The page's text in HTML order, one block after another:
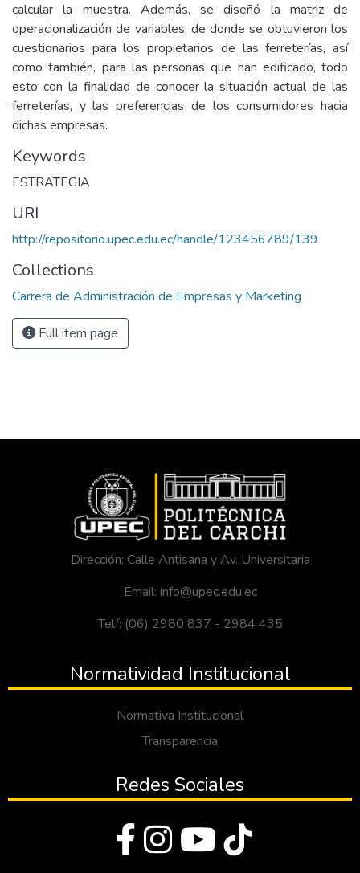
calcular la muestra. Además, se diseñó la matriz de
operacionalización de variables, de donde se obtuvieron los
cuestionarios para los propietarios de las ferreterías, así
como también, para las personas que han edificado, todo
esto con la finalidad de conocer la situación actual de las
ferreterías, y las preferencias de los consumidores hacia
dichas empresas.
Keywords
ESTRATEGIA
URI
http://repositorio.upec.edu.ec/handle/123456789/139
Collections
Carrera de Administración de Empresas y Marketing
Full item page
Dirección: Calle Antisana y Av. Universitaria
Email: info@upec.edu.ec
Telf: (06) 2980 837 - 2984 435
Normatividad Institucional
Normativa Institucional
Transparencia
Redes Sociales